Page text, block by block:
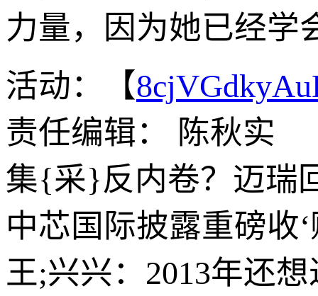
力量，因为她已经学
活动：【
责任编辑： 陈秋实
集{采}反内卷？迈瑞
中芯国际披露重磅收‘
王;兴兴：2013年还